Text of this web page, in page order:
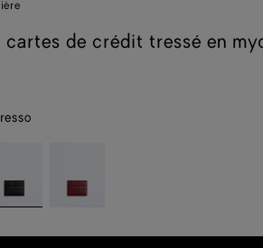
cartes de crédit tressé en